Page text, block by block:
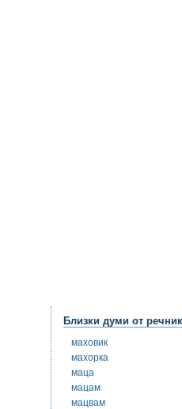
Близки думи от
маховик
махорка
маца
мацам
мацвам